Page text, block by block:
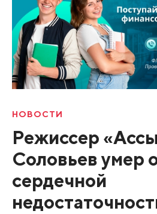
НОВОСТИ
Режиссер
Соловьев умер
сердечной